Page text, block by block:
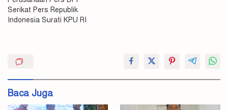
Serikat Pers Republik
Indonesia Surati KPU RI
Serikat
Baca Juga